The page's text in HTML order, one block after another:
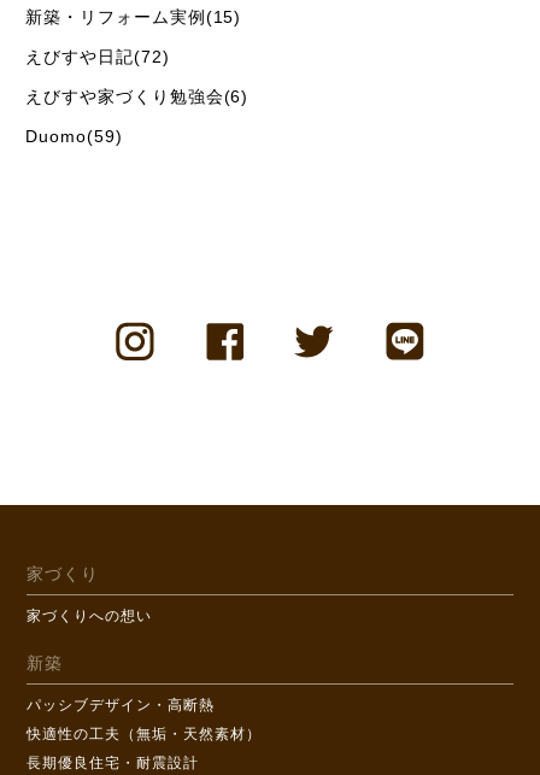
新築・リフォーム実例(15)
えびすや日記(72)
えびすや家づくり勉強会(6)
Duomo(59)
家づくり
家づくりへの想い
新築
パッシブデザイン・高断熱
快適性の工夫（無垢・天然素材）
長期優良住宅・耐震設計